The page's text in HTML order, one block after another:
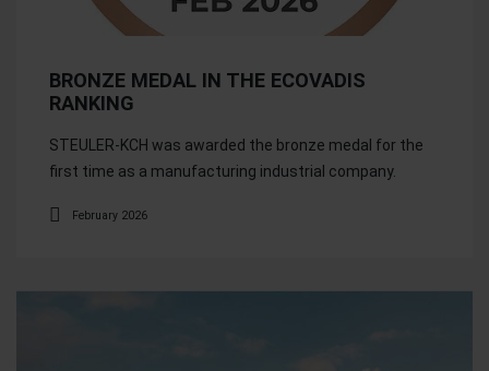
BRONZE MEDAL IN THE ECOVADIS
RANKING
STEULER-KCH was awarded the bronze medal for the
first time as a manufacturing industrial company.
February 2026